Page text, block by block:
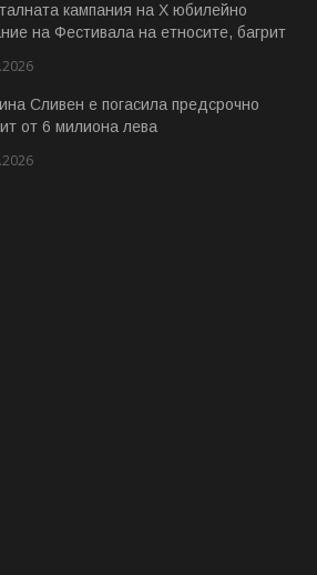
кампания на Х юбилейно
на Фестивала на етносите, багрите
Сливен е погасила предсрочно
от 6 милиона лева